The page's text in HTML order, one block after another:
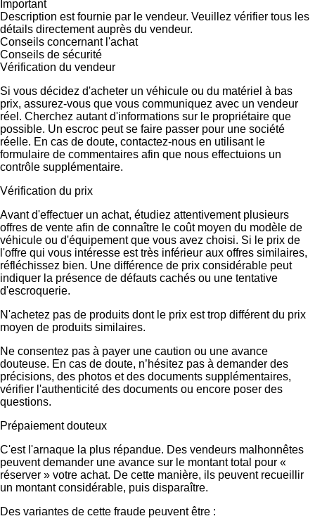
Important
Description est fournie par le vendeur. Veuillez vérifier tous les
détails directement auprès du vendeur.
Conseils concernant l'achat
Conseils de sécurité
Vérification du vendeur
Si vous décidez d'acheter un véhicule ou du matériel à bas
prix, assurez-vous que vous communiquez avec un vendeur
réel. Cherchez autant d'informations sur le propriétaire que
possible. Un escroc peut se faire passer pour une société
réelle. En cas de doute, contactez-nous en utilisant le
formulaire de commentaires afin que nous effectuions un
contrôle supplémentaire.
Vérification du prix
Avant d'effectuer un achat, étudiez attentivement plusieurs
offres de vente afin de connaître le coût moyen du modèle de
véhicule ou d'équipement que vous avez choisi. Si le prix de
l'offre qui vous intéresse est très inférieur aux offres similaires,
réfléchissez bien. Une différence de prix considérable peut
indiquer la présence de défauts cachés ou une tentative
d'escroquerie.
N'achetez pas de produits dont le prix est trop différent du prix
moyen de produits similaires.
Ne consentez pas à payer une caution ou une avance
douteuse. En cas de doute, n’hésitez pas à demander des
précisions, des photos et des documents supplémentaires,
vérifier l'authenticité des documents ou encore poser des
questions.
Prépaiement douteux
C'est l'arnaque la plus répandue. Des vendeurs malhonnêtes
peuvent demander une avance sur le montant total pour «
réserver » votre achat. De cette manière, ils peuvent recueillir
un montant considérable, puis disparaître.
Des variantes de cette fraude peuvent être :